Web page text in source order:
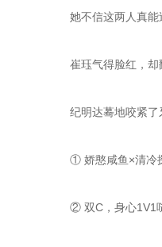
她不信这两人真能
崔珏气得脸红，却
纪明达蓦地咬紧了
① 娇憨咸鱼×清冷
② 双C，身心1V1